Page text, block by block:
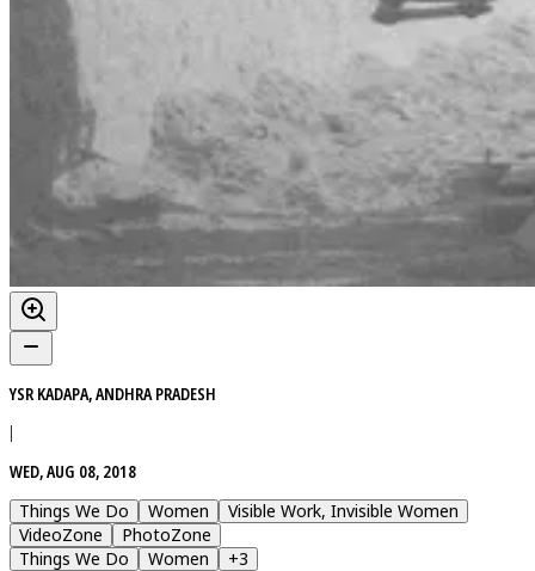
YSR KADAPA, ANDHRA PRADESH
|
WED, AUG 08, 2018
Things We Do
Women
Visible Work, Invisible Women
VideoZone
PhotoZone
Things We Do
Women +3